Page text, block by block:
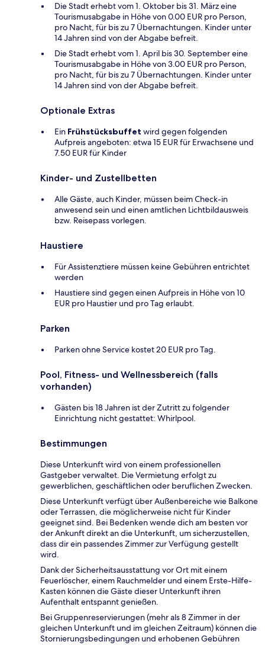
Die Stadt erhebt vom 1. Oktober bis 31. März eine
Tourismusabgabe in Höhe von 0.00 EUR pro Person,
pro Nacht, für bis zu 7 Übernachtungen. Kinder unter
14 Jahren sind von der Abgabe befreit.
Die Stadt erhebt vom 1. April bis 30. September eine
Tourismusabgabe in Höhe von 3.00 EUR pro Person,
pro Nacht, für bis zu 7 Übernachtungen. Kinder unter
14 Jahren sind von der Abgabe befreit.
Optionale Extras
Ein Frühstücksbuffet wird gegen folgenden
Aufpreis angeboten: etwa 15 EUR für Erwachsene und
7.50 EUR für Kinder
Kinder- und Zustellbetten
Alle Gäste, auch Kinder, müssen beim Check-in
anwesend sein und einen amtlichen Lichtbildausweis
bzw. Reisepass vorlegen.
Haustiere
Für Assistenztiere müssen keine Gebühren entrichtet
werden
Haustiere sind gegen einen Aufpreis in Höhe von 10
EUR pro Haustier und pro Tag erlaubt.
Parken
Parken ohne Service kostet 20 EUR pro Tag.
Pool, Fitness- und Wellnessbereich (falls
vorhanden)
Gästen bis 18 Jahren ist der Zutritt zu folgender
Einrichtung nicht gestattet: Whirlpool.
Bestimmungen
Diese Unterkunft wird von einem professionellen
Gastgeber verwaltet. Die Vermietung erfolgt zu
gewerblichen, geschäftlichen oder beruflichen Zwecken.
Diese Unterkunft verfügt über Außenbereiche wie Balkone
oder Terrassen, die möglicherweise nicht für Kinder
geeignet sind. Bei Bedenken wende dich am besten vor
der Ankunft direkt an die Unterkunft, um sicherzustellen,
dass dir ein passendes Zimmer zur Verfügung gestellt
wird.
Dank der Sicherheitsausstattung vor Ort mit einem
Feuerlöscher, einem Rauchmelder und einem Erste-Hilfe-
Kasten können die Gäste dieser Unterkunft ihren
Aufenthalt entspannt genießen.
Bei Gruppenreservierungen (mehr als 8 Zimmer in der
gleichen Unterkunft und im gleichen Zeitraum) können die
Stornierungsbedingungen und erhobenen Gebühren